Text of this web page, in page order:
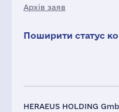
HERAEUS HOLDING
Архів заяв
Поширити статус